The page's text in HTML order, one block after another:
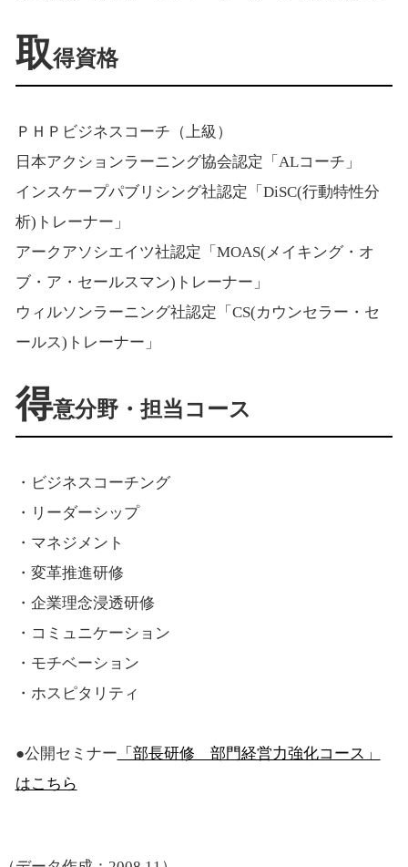
取得資格
ＰＨＰビジネスコーチ（上級）
日本アクションラーニング協会認定「ALコーチ」
インスケープパブリシング社認定「DiSC(行動特性分
析)トレーナー」
アークアソシエイツ社認定「MOAS(メイキング・オ
ブ・ア・セールスマン)トレーナー」
ウィルソンラーニング社認定「CS(カウンセラー・セ
ールス)トレーナー」
得意分野・担当コース
・ビジネスコーチング
・リーダーシップ
・マネジメント
・変革推進研修
・企業理念浸透研修
・コミュニケーション
・モチベーション
・ホスピタリティ
●公開セミナー 「部長研修 部門経営力強化コース」
はこちら